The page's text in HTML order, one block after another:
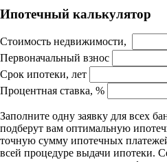
Ипотечный калькулятор
Стоимость недвижимости,
Первоначальный взнос
Срок ипотеки, лет
Процентная ставка, %
Заполните одну заявку для всех
подберут вам оптимальную
точную сумму ипотечных
всей процедуре выдачи ипотеки.